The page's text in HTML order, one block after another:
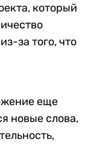
который
за того, что
еще
новые слова,